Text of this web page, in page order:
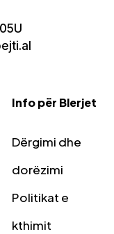
Info për Blerjet
Dërgimi dhe
dorëzimi
Politikat e
kthimit